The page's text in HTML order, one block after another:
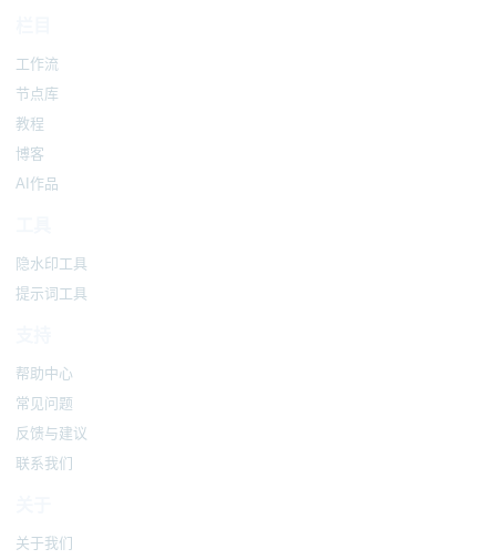
工作流
节点库
教程
博客
AI作品
隐水印工具
提示词工具
帮助中心
常见问题
反馈与建议
联系我们
关于我们